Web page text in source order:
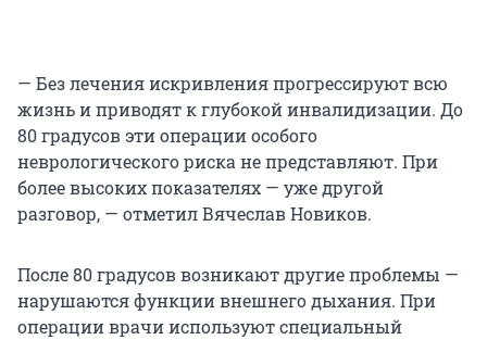
— Без лечения искривления прогрессируют всю
жизнь и приводят к глубокой инвалидизации. До
80 градусов эти операции особого
неврологического риска не представляют. При
более высоких показателях — уже другой
разговор, — отметил Вячеслав Новиков.
После 80 градусов возникают другие проблемы —
нарушаются функции внешнего дыхания. При
операции врачи используют специальный